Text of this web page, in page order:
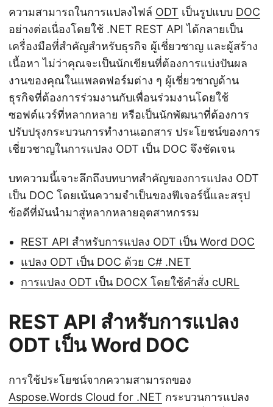
ความสามารถในการแปลงไฟล์ ODT เป็นรูปแบบ DOC
อย่างต่อเนื่องโดยใช้ .NET REST API ได้กลายเป็น
เครื่องมือที่สำคัญสำหรับธุรกิจ ผู้เชี่ยวชาญ และผู้สร้าง
เนื้อหา ไม่ว่าคุณจะเป็นนักเขียนที่ต้องการแบ่งปันผล
งานของคุณในแพลตฟอร์มต่าง ๆ ผู้เชี่ยวชาญด้าน
ธุรกิจที่ต้องการร่วมงานกับเพื่อนร่วมงานโดยใช้
ซอฟต์แวร์ที่หลากหลาย หรือเป็นนักพัฒนาที่ต้องการ
ปรับปรุงกระบวนการทำงานเอกสาร ประโยชน์ของการ
เชี่ยวชาญในการแปลง ODT เป็น DOC จึงชัดเจน
บทความนี้เจาะลึกถึงบทบาทสำคัญของการแปลง ODT
เป็น DOC โดยเน้นความจำเป็นของฟีเจอร์นี้และสรุป
ข้อดีที่มันนำมาสู่หลากหลายอุตสาหกรรม
REST API สำหรับการแปลง ODT เป็น Word DOC
แปลง ODT เป็น DOC ด้วย C# .NET
การแปลง ODT เป็น DOCX โดยใช้คำสั่ง cURL
REST API สำหรับการแปลง
ODT เป็น Word DOC
การใช้ประโยชน์จากความสามารถของ
Aspose.Words Cloud for .NET กระบวนการแปลง